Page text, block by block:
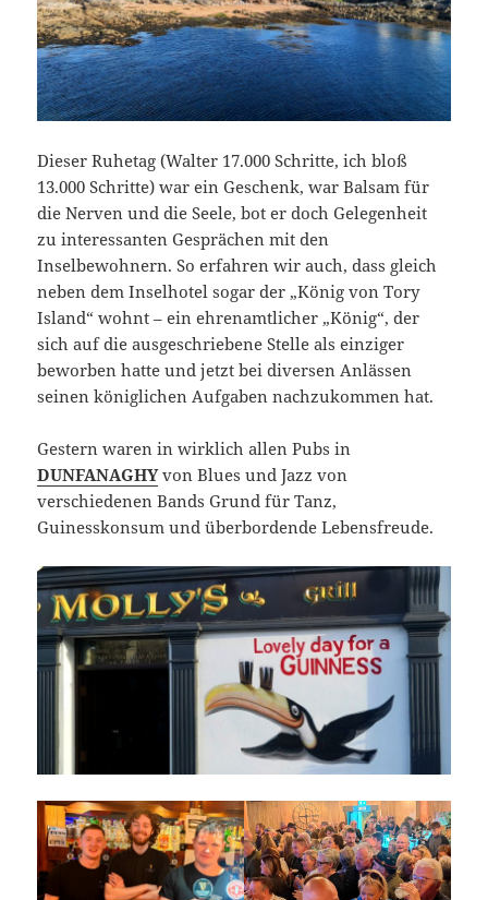
Dieser Ruhetag (Walter 17.000 Schritte, ich bloß
13.000 Schritte) war ein Geschenk, war Balsam für
die Nerven und die Seele, bot er doch Gelegenheit
zu interessanten Gesprächen mit den
Inselbewohnern. So erfahren wir auch, dass gleich
neben dem Inselhotel sogar der „König von Tory
Island“ wohnt – ein ehrenamtlicher „König“, der
sich auf die ausgeschriebene Stelle als einziger
beworben hatte und jetzt bei diversen Anlässen
seinen königlichen Aufgaben nachzukommen hat.
Gestern waren in wirklich allen Pubs in
DUNFANAGHY von Blues und Jazz von
verschiedenen Bands Grund für Tanz,
Guinesskonsum und überbordende Lebensfreude.